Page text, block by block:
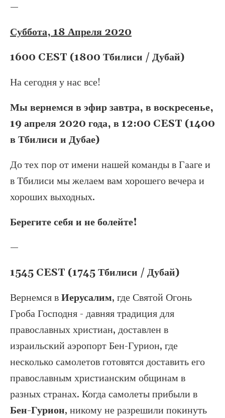
—
Суббота, 18 Апреля 2020
1600 CEST (1800 Тбилиси / Дубай)
На сегодня у нас все!
Мы вернемся в эфир завтра, в воскресенье,
19 апреля 2020 года, в 12:00 CEST (1400
в Тбилиси и Дубае)
До тех пор от имени нашей команды в Гааге и
в Тбилиси мы желаем вам хорошего вечера и
хороших выходных.
Берегите себя и не болейте!
—
1545 CEST (1745 Тбилиси / Дубай)
Вернемся вИерусалим, где Святой Огонь
Гроба Господня - давняя традиция для
православных христиан, доставлен в
израильский аэропорт Бен-Гурион, где
несколько самолетов готовятся доставить его
православным христианским общинам в
разных странах. Когда самолеты прибыли в
Бен-Гурион, никому не разрешили покинуть